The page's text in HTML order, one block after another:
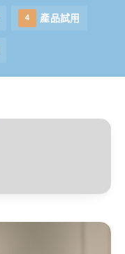
4 產品試用